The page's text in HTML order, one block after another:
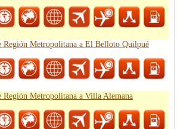
Región Metropolitana a El Belloto Quilpué
Región Metropolitana a Villa Alemana